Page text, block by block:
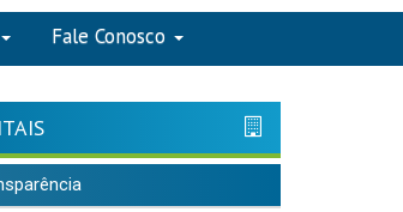
Fale Conosco